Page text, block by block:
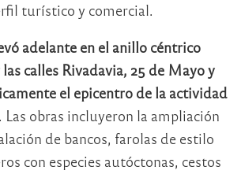
turístico y comercial.
adelante en el anillo céntrico
calles Rivadavia, 25 de Mayo y
el epicentro de la actividad
. Las obras incluyeron la ampliación
de bancos, farolas de estilo
con especies autóctonas, cestos